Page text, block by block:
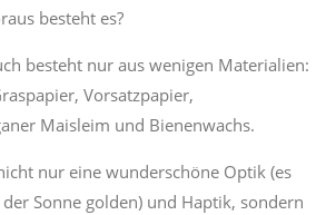
besteht es?
besteht nur aus wenigen Materialien:
Vorsatzpapier,
Maisleim und Bienenwachs.
nur eine wunderschöne Optik (es
Sonne golden) und Haptik, sondern